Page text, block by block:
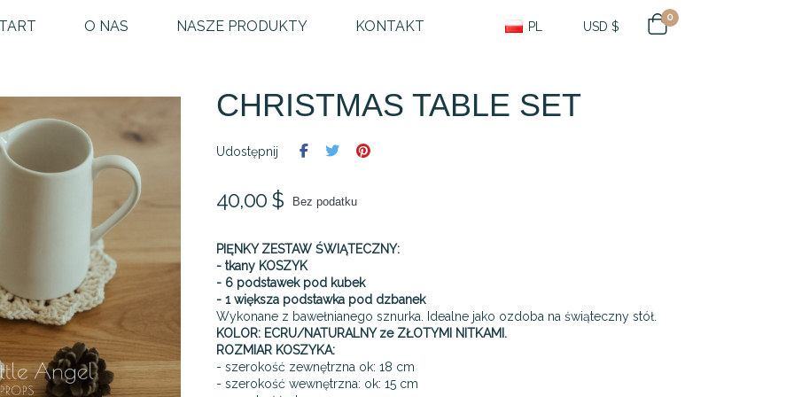
O NAS NASZE PRODUKTY KONTAKT PL USD $
0
CHRISTMAS TABLE SET
Udostępnij
40,00 $ Bez podatku
PIĘNKY ZESTAW ŚWIĄTECZNY:
- tkany KOSZYK
- 6 podstawek pod kubek
- 1 większa podstawka pod dzbanek
Wykonane z bawełnianego sznurka. Idealne jako ozdoba na świąteczny stół.
KOLOR: ECRU/NATURALNY ze ZŁOTYMI NITKAMI.
ROZMIAR KOSZYKA:
- szerokość zewnętrzna ok: 18 cm
- szerokość wewnętrzna: ok: 15 cm